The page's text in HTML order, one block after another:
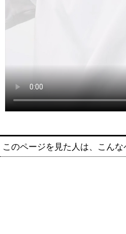
このページを見た人は、こんな